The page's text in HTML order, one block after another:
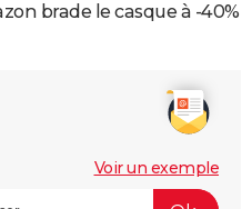
brade le casque à -40%
Voir un exemple